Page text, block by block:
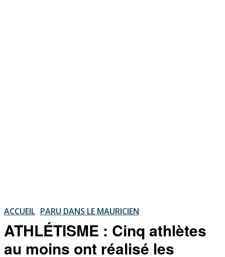
ACCUEIL PARU DANS LE MAURICIEN
ATHLÉTISME : Cinq athlètes
au moins ont réalisé les